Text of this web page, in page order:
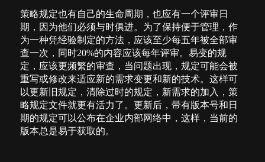
策略规定也有自己的生命周期，也应有一个评审日
期，因为他们必须与时俱进。为了保持便于管理，作
为一种凭经验制定的方法，应该至少每五年被全部审
查一次，同时20%的内容应该每年评审。易变的规
定，应该更频繁的审查，当问题出现，规定可能会被
重写或修改来适应新的需求变更和新的技术。这样可
以更新旧规定，清除过时的规定，新需求的加入，策
略规定文件就更有活力了。更新后，带有版本号和日
期的规定可以公布在企业内部网络中，这样，当前的
版本总是易于获取的。